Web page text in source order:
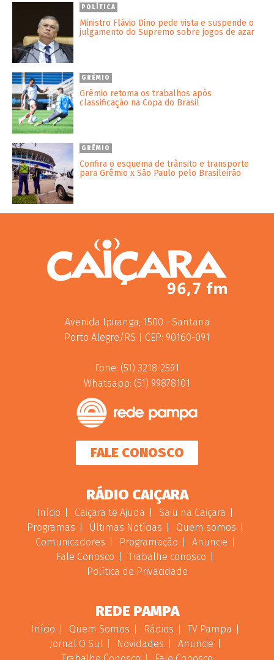
POLÍTICA
Ministro Flávio Dino pede vista e suspende o
julgamento do Supremo sobre jogos de azar
GRÊMIO
Grêmio retoma os trabalhos após
classificação na Copa do Brasil
GRÊMIO
Confira o esquema de trânsito e transporte
para Grêmio x São Paulo pelo Brasileirão
Avenida Ipiranga, 1500 - Santana
Porto Alegre/RS | CEP: 90160-091
Fone: (51) 3218-2591
Whatsapp: (51) 99878101
FALE CONOSCO
RÁDIO CAIÇARA
Início Caiçara te Ajuda
Saiu na Caiçara
Programas
Últimas Notícias
Quem somos
Comunicadores
Programação
Anuncie
Fale Conosco
Trabalhe conosco
Política de Privacidade
REDE PAMPA
Início Quem Somos Rádios
TV Pampa
Jornal O Sul
Novidades
Anuncie